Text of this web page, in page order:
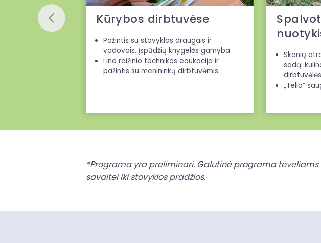
Kūrybos dirbtuvėse
Pažintis su stovyklos draugais ir
vadovais, įspūdžių knygelės gamyba.
Lino raižinio technikos edukacija ir
pažintis su menininkų dirbtuvėmis.
Skonių
sodą:
„Telia”
*Programa yra preliminari. Galutinė programa
savaitei iki stovyklos pradžios.